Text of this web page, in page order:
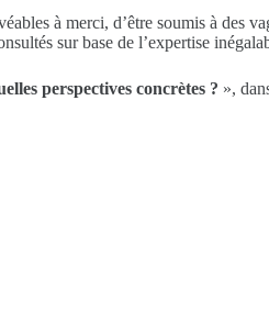
à merci, d’être soumis à des
sur base de l’expertise
perspectives concrètes ? »,